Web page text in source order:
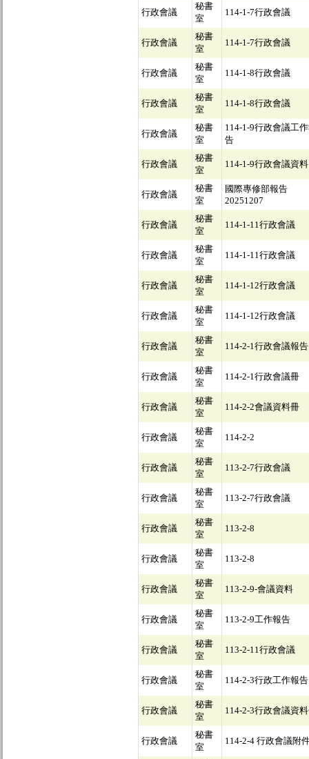
行政會議
秘書
室
114-1-7行政會議
行政會議
秘書
室
114-1-7行政會議
行政會議
秘書
室
114-1-8行政會議
行政會議
秘書
室
114-1-8行政會議
行政會議
秘書
室
114-1-9行政會議工
告
行政會議
秘書
室
114-1-9行政會議資料
行政會議
秘書
室
國際專修部報告
20251207
行政會議
秘書
室
114-1-11行政會議
行政會議
秘書
室
114-1-11行政會議
行政會議
秘書
室
114-1-12行政會議
行政會議
秘書
室
114-1-12行政會議
行政會議
秘書
室
114-2-1行政會議報告
行政會議
秘書
室
114-2-1行政會議冊
行政會議
秘書
室
114-2-2會議資料冊
行政會議
秘書
室
114-2-2
行政會議
秘書
室
113-2-7行政會議
行政會議
秘書
室
113-2-7行政會議
行政會議
秘書
室
113-2-8
行政會議
秘書
室
113-2-8
行政會議
秘書
室
113-2-9-會議資料
行政會議
秘書
室
113-2-9工作報告
行政會議
秘書
室
113-2-11行政會議
行政會議
秘書
室
114-2-3行政工作報告
行政會議
秘書
室
114-2-3行政會議資
行政會議
秘書
室
114-2-4 行政會議附